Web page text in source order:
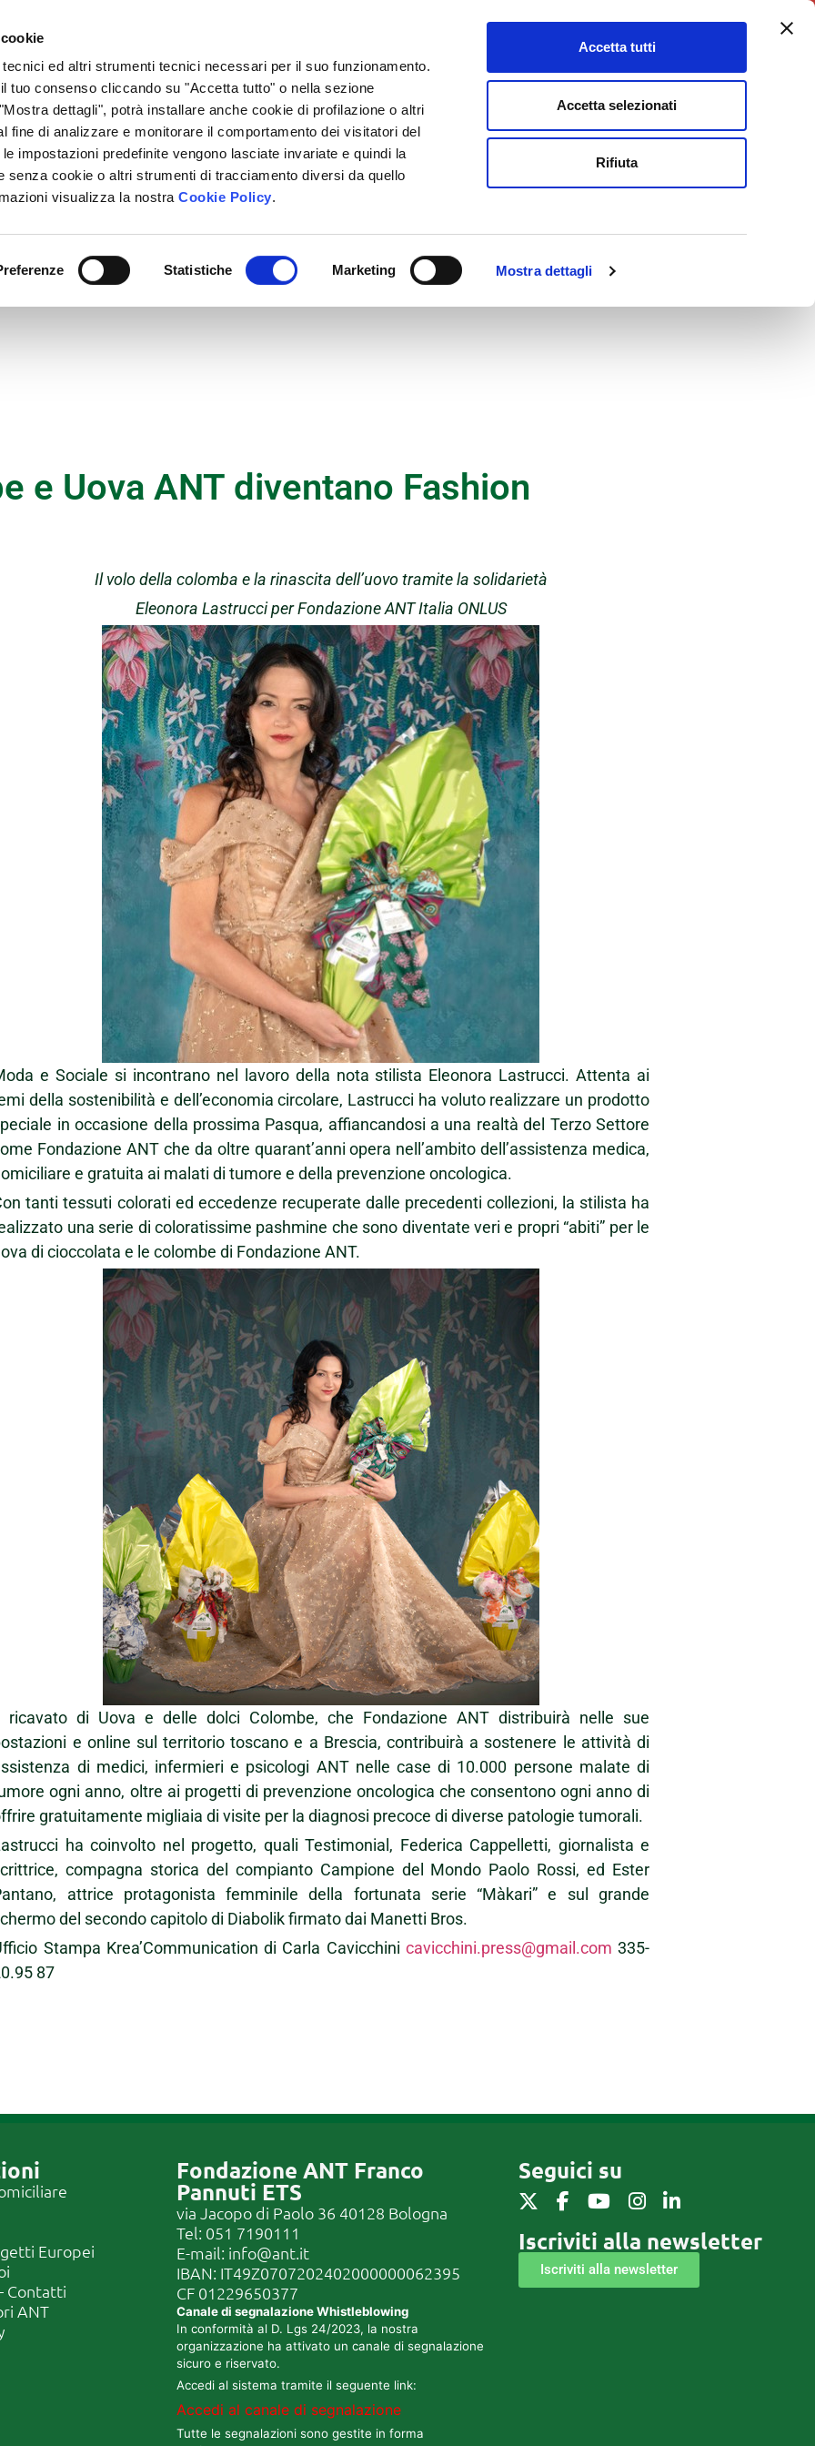
ed altri strumenti tecnici necessari per il suo funzionamento.
tuo consenso cliccando su "Accetta tutto" o nella sezione
dettagli", potrà installare anche cookie di profilazione o altri
fine di analizzare e monitorare il comportamento dei visitatori del
impostazioni predefinite vengono lasciate invariate e quindi la
senza cookie o altri strumenti di tracciamento diversi da quello
visualizza la nostraCookie Policy.
Statistiche Marketing Mostra dettagli
Accetta tutti
Accetta selezionati
Rifiuta
Charity Point
Sedi Locali DONA ORA
e Uova ANT diventano Fashion
Il volo della colomba e la rinascita dell’uovo tramite la solidarietà
Eleonora Lastrucci per Fondazione ANT Italia ONLUS
e Sociale si incontrano nel lavoro della nota stilista Eleonora Lastrucci. Attenta ai
della sostenibilità e dell’economia circolare, Lastrucci ha voluto realizzare un prodotto
in occasione della prossima Pasqua, affiancandosi a una realtà del Terzo Settore
Fondazione ANT che da oltre quarant’anni opera nell’ambito dell’assistenza medica,
e gratuita ai malati di tumore e della prevenzione oncologica.
tanti tessuti colorati ed eccedenze recuperate dalle precedenti collezioni, la stilista ha
una serie di coloratissime pashmine che sono diventate veri e propri “abiti” per le
di cioccolata e le colombe di Fondazione ANT.
ricavato di Uova e delle dolci Colombe, che Fondazione ANT distribuirà nelle sue
e online sul territorio toscano e a Brescia, contribuirà a sostenere le attività di
di medici, infermieri e psicologi ANT nelle case di 10.000 persone malate di
ogni anno, oltre ai progetti di prevenzione oncologica che consentono ogni anno di
gratuitamente migliaia di visite per la diagnosi precoce di diverse patologie tumorali.
ha coinvolto nel progetto, quali Testimonial, Federica Cappelletti, giornalista e
compagna storica del compianto Campione del Mondo Paolo Rossi, ed Ester
attrice protagonista femminile della fortunata serie “Màkari” e sul grande
del secondo capitolo di Diabolik firmato dai Manetti Bros.
Stampa Krea’Communication di Carla Cavicchini cavicchini.press@gmail.com 335-
87
Europei
Contatti
ANT
Fondazione ANT Franco
Pannuti ETS
via Jacopo di Paolo 36 40128 Bologna
Tel: 051 7190111
E-mail: info@ant.it
IBAN: IT49Z0707202402000000062395
CF 01229650377
Canale di segnalazione Whistleblowing
In conformità al D. Lgs 24/2023, la nostra
organizzazione ha attivato un canale di segnalazione
sicuro e riservato.
Accedi al sistema tramite il seguente link:
Accedi al canale di segnalazione
Tutte le segnalazioni sono gestite in forma
Seguici su
Iscriviti alla newsletter
Iscriviti alla newsletter